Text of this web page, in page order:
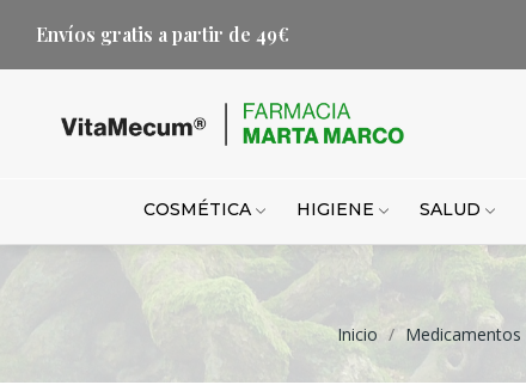
Envíos gratis a partir de 49€
COSMÉTICA HIGIENE SALUD
Inicio Medicamentos